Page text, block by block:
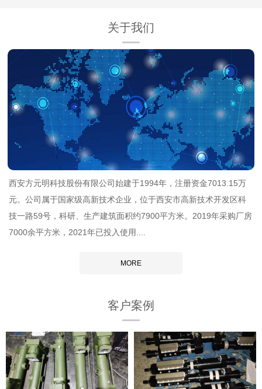
关于我们
西安方元明科技股份有限公司始建于1994年，注册资金7013.15万
元。公司属于国家级高新技术企业，位于西安市高新技术开发区科
技一路59号，科研、生产建筑面积约7900平方米。2019年采购厂房
7000余平方米，2021年已投入使用....
MORE
客户案例